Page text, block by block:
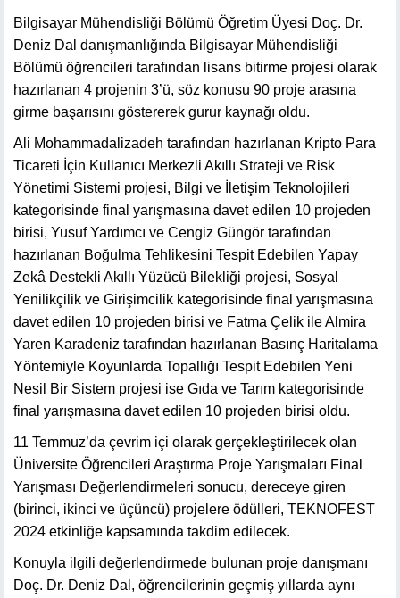
Bilgisayar Mühendisliği Bölümü Öğretim Üyesi Doç. Dr.
Deniz Dal danışmanlığında Bilgisayar Mühendisliği
Bölümü öğrencileri tarafından lisans bitirme projesi olarak
hazırlanan 4 projenin 3’ü, söz konusu 90 proje arasına
girme başarısını göstererek gurur kaynağı oldu.
Ali Mohammadalizadeh tarafından hazırlanan Kripto Para
Ticareti İçin Kullanıcı Merkezli Akıllı Strateji ve Risk
Yönetimi Sistemi projesi, Bilgi ve İletişim Teknolojileri
kategorisinde final yarışmasına davet edilen 10 projeden
birisi, Yusuf Yardımcı ve Cengiz Güngör tarafından
hazırlanan Boğulma Tehlikesini Tespit Edebilen Yapay
Zekâ Destekli Akıllı Yüzücü Bilekliği projesi, Sosyal
Yenilikçilik ve Girişimcilik kategorisinde final yarışmasına
davet edilen 10 projeden birisi ve Fatma Çelik ile Almira
Yaren Karadeniz tarafından hazırlanan Basınç Haritalama
Yöntemiyle Koyunlarda Topallığı Tespit Edebilen Yeni
Nesil Bir Sistem projesi ise Gıda ve Tarım kategorisinde
final yarışmasına davet edilen 10 projeden birisi oldu.
11 Temmuz’da çevrim içi olarak gerçekleştirilecek olan
Üniversite Öğrencileri Araştırma Proje Yarışmaları Final
Yarışması Değerlendirmeleri sonucu, dereceye giren
(birinci, ikinci ve üçüncü) projelere ödülleri, TEKNOFEST
2024 etkinliğe kapsamında takdim edilecek.
Konuyla ilgili değerlendirmede bulunan proje danışmanı
Doç. Dr. Deniz Dal, öğrencilerinin geçmiş yıllarda aynı